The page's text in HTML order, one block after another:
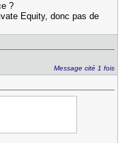
?
Equity, donc pas de
Message cité 1 fois